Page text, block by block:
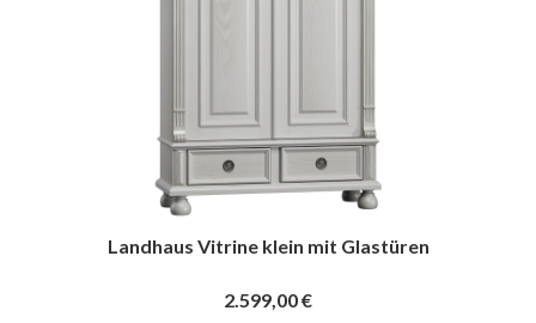
Landhaus Vitrine klein mit Glastüren
2.599,00 €